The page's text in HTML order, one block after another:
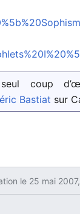
coup
Bastiat sur
le 25 mai 2007,